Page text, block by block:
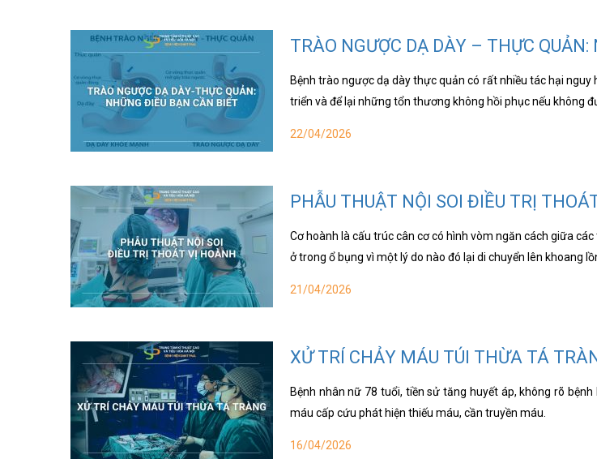
TRÀO NGƯỢC DẠ DÀY – THỰC
Bệnh trào ngược dạ dày thực quản có rất nhiều tác hại
triển và để lại những tổn thương không hồi phục nếu không
22/04/2026
PHẪU THUẬT NỘI SOI ĐIỀU TRỊ
Cơ hoành là cấu trúc cân cơ có hình vòm ngăn cách giữa
ở trong ổ bụng vì một lý do nào đó lại di chuyển lên khoang
21/04/2026
XỬ TRÍ CHẢY MÁU TÚI THỪA TÁ
Bệnh nhân nữ 78 tuổi, tiền sử tăng huyết áp, không rõ
máu cấp cứu phát hiện thiếu máu, cần truyền máu.
16/04/2026